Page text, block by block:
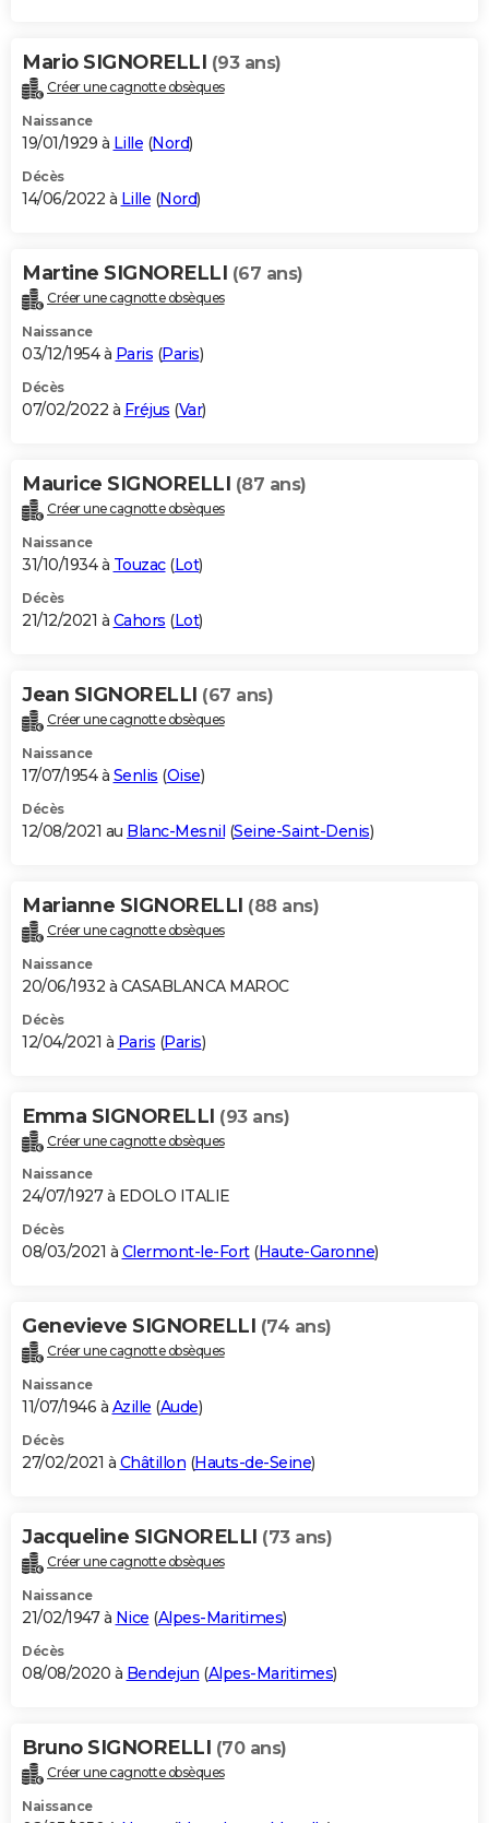
Mario SIGNORELLI (93 ans)
Créer une cagnotte obsèques
Naissance
19/01/1929 à Lille (Nord)
Décès
14/06/2022 à Lille (Nord)
Martine SIGNORELLI (67 ans)
Créer une cagnotte obsèques
Naissance
03/12/1954 à Paris (Paris)
Décès
07/02/2022 à Fréjus (Var)
Maurice SIGNORELLI (87 ans)
Créer une cagnotte obsèques
Naissance
31/10/1934 à Touzac(Lot)
Décès
21/12/2021 à Cahors (Lot)
Jean SIGNORELLI (67 ans)
Créer une cagnotte obsèques
Naissance
17/07/1954 à Senlis (Oise)
Décès
12/08/2021 au Blanc-Mesnil (Seine-Saint-Denis)
Marianne SIGNORELLI (88 ans)
Créer une cagnotte obsèques
Naissance
20/06/1932 à CASABLANCA MAROC
Décès
12/04/2021 à Paris (Paris)
Emma SIGNORELLI (93 ans)
Créer une cagnotte obsèques
Naissance
24/07/1927 à EDOLO ITALIE
Décès
08/03/2021 à Clermont-le-Fort(Haute-Garonne)
Genevieve SIGNORELLI (74 ans)
Créer une cagnotte obsèques
Naissance
11/07/1946 à Azille (Aude)
Décès
27/02/2021 à Châtillon (Hauts-de-Seine)
Jacqueline SIGNORELLI (73 ans)
Créer une cagnotte obsèques
Naissance
21/02/1947 à Nice (Alpes-Maritimes)
Décès
08/08/2020 à Bendejun (Alpes-Maritimes)
Bruno SIGNORELLI (70 ans)
Créer une cagnotte obsèques
Naissance